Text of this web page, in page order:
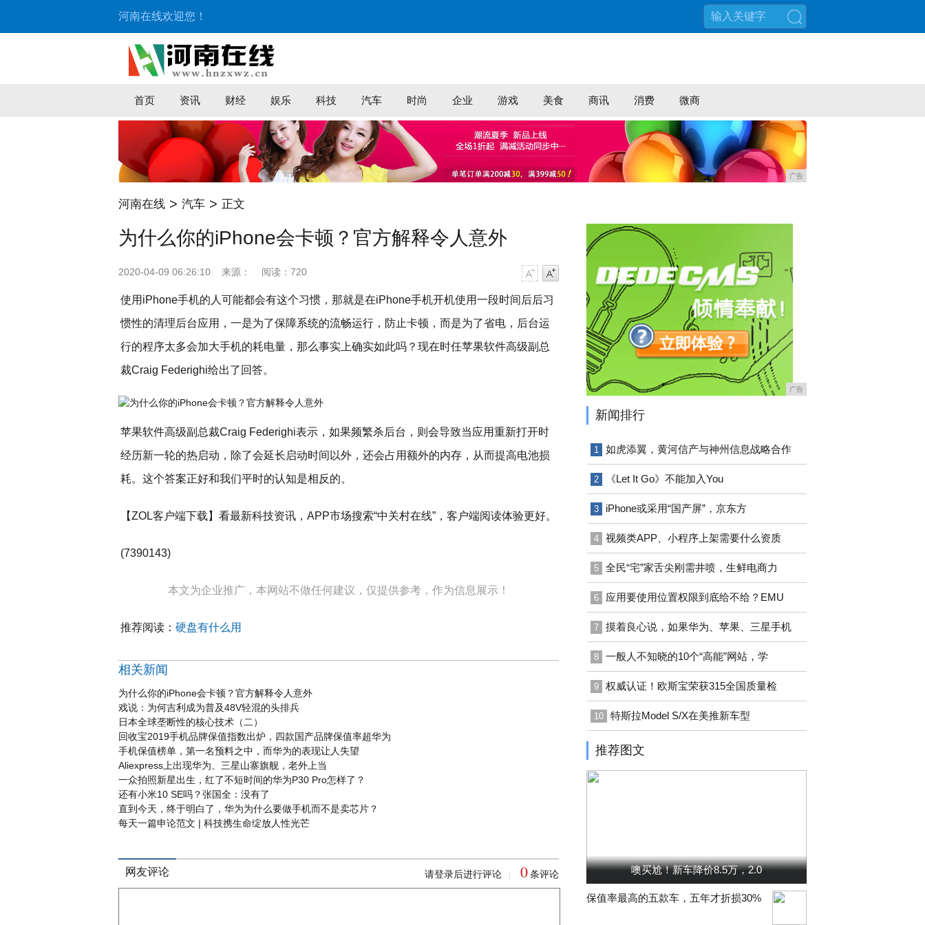
河南在线欢迎您！
首页 资讯 财经 娱乐 科技 汽车 时尚 企业 游戏 美食 商讯 消费 微商
广告
河南在线 > 汽车 > 正文
为什么你的iPhone会卡顿？官方解释令人意外
2020-04-09 06:26:10 来源： 阅读：720
使用iPhone手机的人可能都会有这个习惯，那就是在iPhone手机开机使用一段时间后后习
惯性的清理后台应用，一是为了保障系统的流畅运行，防止卡顿，而是为了省电，后台运
行的程序太多会加大手机的耗电量，那么事实上确实如此吗？现在时任苹果软件高级副总
裁Craig Federighi给出了回答。
苹果软件高级副总裁Craig Federighi表示，如果频繁杀后台，则会导致当应用重新打开时
经历新一轮的热启动，除了会延长启动时间以外，还会占用额外的内存，从而提高电池损
耗。这个答案正好和我们平时的认知是相反的。
【ZOL客户端下载】看最新科技资讯，APP市场搜索“中关村在线”，客户端阅读体验更好。
(7390143)
本文为企业推广，本网站不做任何建议，仅提供参考，作为信息展示！
推荐阅读： 硬盘有什么用
相关新闻
为什么你的iPhone会卡顿？官方解释令人意外
戏说：为何吉利成为普及48V轻混的头排兵
日本全球垄断性的核心技术（二）
回收宝2019手机品牌保值指数出炉，四款国产品牌保值率超华为
手机保值榜单，第一名预料之中，而华为的表现让人失望
Aliexpress上出现华为、三星山寨旗舰，老外上当
一众拍照新星出生，红了不短时间的华为P30 Pro怎样了？
还有小米10 SE吗？张国全：没有了
直到今天，终于明白了，华为为什么要做手机而不是卖芯片？
每天一篇申论范文 | 科技携生命绽放人性光芒
网友评论 请登录后进行评论 0条评论
广告
新闻排行
1 如虎添翼，黄河信产与神州信息战略合作
2 《Let It Go》不能加入You
3 iPhone或采用“国产屏”，京东方
4 视频类APP、小程序上架需要什么资质
5 全民“宅”家舌尖刚需井喷，生鲜电商力
6 应用要使用位置权限到底给不给？EMU
7 摸着良心说，如果华为、苹果、三星手机
8 一般人不知晓的10个“高能”网站，学
9 权威认证！欧斯宝荣获315全国质量检
10 特斯拉Model S/X在美推新车型
推荐图文
噢买尬！新车降价8.5万，2.0
保值率最高的五款车，五年才折损30%